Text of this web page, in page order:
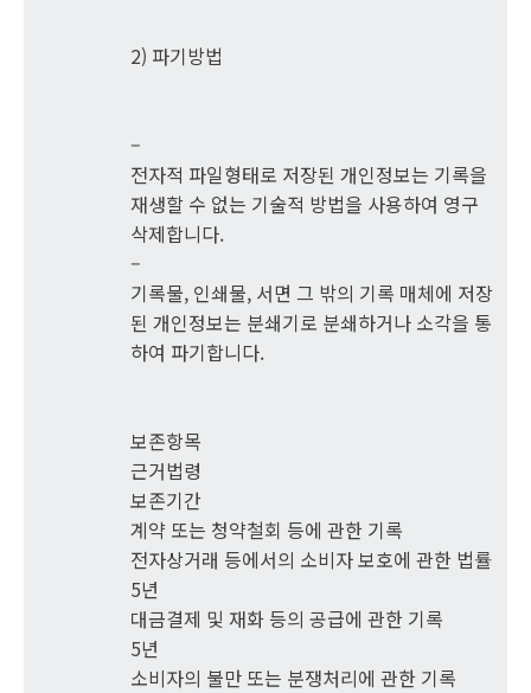
2) 파기방법
–
전자적 파일형태로 저장된 개인정보는 기록을
재생할 수 없는 기술적 방법을 사용하여 영구
삭제합니다.
–
기록물, 인쇄물, 서면 그 밖의 기록 매체에 저장
된 개인정보는 분쇄기로 분쇄하거나 소각을 통
하여 파기합니다.
보존항목
근거법령
보존기간
계약 또는 청약철회 등에 관한 기록
전자상거래 등에서의 소비자 보호에 관한 법률
5년
대금결제 및 재화 등의 공급에 관한 기록
5년
소비자의 불만 또는 분쟁처리에 관한 기록